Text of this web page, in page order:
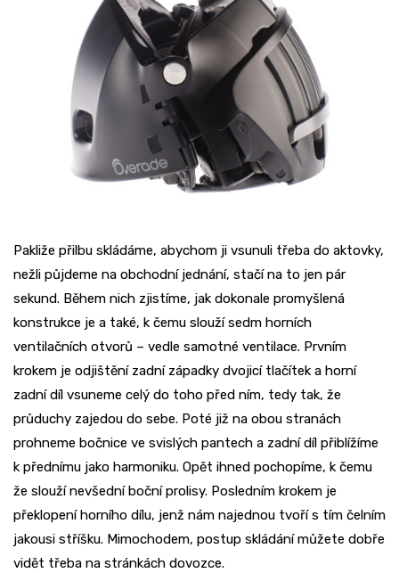
Pakliže přilbu skládáme, abychom ji vsunuli třeba do aktovky,
nežli půjdeme na obchodní jednání, stačí na to jen pár
sekund. Během nich zjistíme, jak dokonale promyšlená
konstrukce je a také, k čemu slouží sedm horních
ventilačních otvorů – vedle samotné ventilace. Prvním
krokem je odjištění zadní západky dvojicí tlačítek a horní
zadní díl vsuneme celý do toho před ním, tedy tak, že
průduchy zajedou do sebe. Poté již na obou stranách
prohneme bočnice ve svislých pantech a zadní díl přiblížíme
k přednímu jako harmoniku. Opět ihned pochopíme, k čemu
že slouží nevšední boční prolisy. Posledním krokem je
překlopení horního dílu, jenž nám najednou tvoří s tím čelním
jakousi stříšku. Mimochodem, postup skládání můžete dobře
vidět třeba na stránkách dovozce.